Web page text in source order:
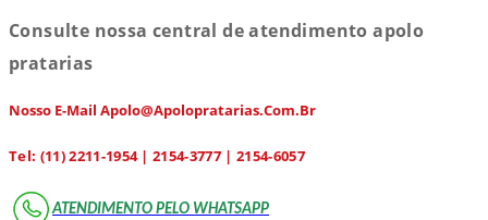
Consulte nossa central de atendimento apolo
pratarias
Nosso E-Mail Apolo@apolopratarias.com.br
Tel: (11) 2211-1954 | 2154-3777 | 2154-6057
ATENDIMENTO PELO WHATSAPP